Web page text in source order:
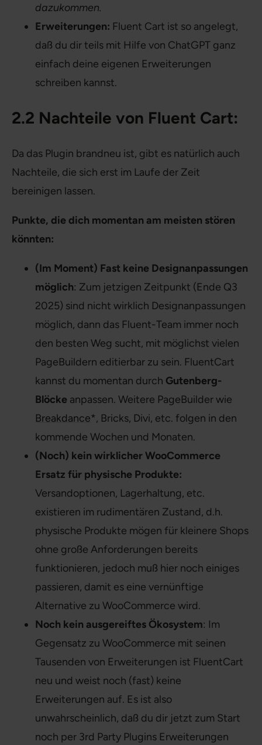
dazukommen.
Erweiterungen: Fluent Cart ist so angelegt,
daß du dir teils mit Hilfe von ChatGPT ganz
einfach deine eigenen Erweiterungen
schreiben kannst.
2.2 Nachteile von Fluent Cart:
Da das Plugin brandneu ist, gibt es natürlich auch
Nachteile, die sich erst im Laufe der Zeit
bereinigen lassen.
Punkte, die dich momentan am meisten stören
könnten:
(Im Moment) Fast keine Designanpassungen
möglich: Zum jetzigen Zeitpunkt (Ende Q3
2025) sind nicht wirklich Designanpassungen
möglich, dann das Fluent-Team immer noch
den besten Weg sucht, mit möglichst vielen
PageBuildern editierbar zu sein. FluentCart
kannst du momentan durch Gutenberg-
Blöcke anpassen. Weitere PageBuilder wie
Breakdance*, Bricks, Divi, etc. folgen in den
kommende Wochen und Monaten.
(Noch) kein wirklicher WooCommerce
Ersatz für physische Produkte:
Versandoptionen, Lagerhaltung, etc.
existieren im rudimentären Zustand, d.h.
physische Produkte mögen für kleinere Shops
ohne große Anforderungen bereits
funktionieren, jedoch muß hier noch einiges
passieren, damit es eine vernünftige
Alternative zu WooCommerce wird.
Noch kein ausgereiftes Ökosystem: Im
Gegensatz zu WooCommerce mit seinen
Tausenden von Erweiterungen ist FluentCart
neu und weist noch (fast) keine
Erweiterungen auf. Es ist also
unwahrscheinlich, daß du dir jetzt zum Start
noch per 3rd Party Plugins Erweiterungen